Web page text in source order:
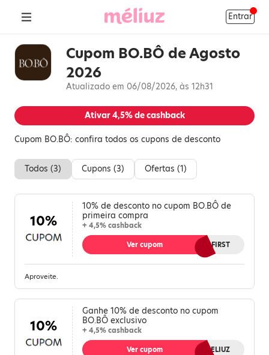
Entrar
Cupom BO.BÔ de Agosto
2026
Atualizado em 06/08/2026, às 12h31
Ativar4,5%de cashback
Cupom BO.BÔ: confira todos os cupons de desconto
Todos (3) Cupons (3) Ofertas (1)
10%
10% de desconto no cupom BO.BÔ de
primeira compra
+ 4,5% cashback
BBFIRST
Ver cupom
Aproveite.
10%
Ganhe 10% de desconto no cupom
BO.BÔ exclusivo
+ 4,5% cashback
BBMELIUZ
Ver cupom